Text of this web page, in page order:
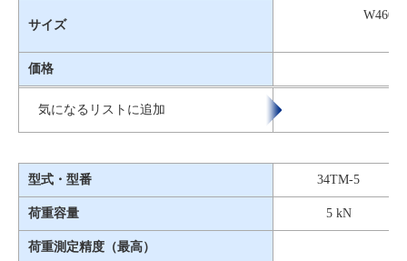
サイズ
W460
価格
気になるリストに追加
型式・型番 34TM-5
荷重容量 5 kN
荷重測定精度（最高）